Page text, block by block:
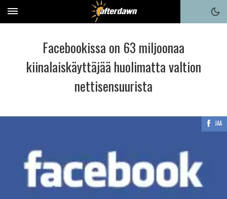
Facebookissa on 63 miljoonaa
kiinalaiskäyttäjää huolimatta valtion
nettisensuurista
JAA